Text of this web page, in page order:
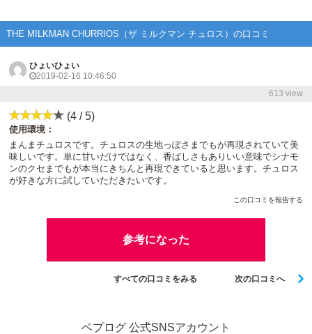
THE MILKMAN CHURRIOS（ザ ミルクマン チュロス）の口コミ
ひょいひょい
2019-02-16 10:46:50
613 view
(4 / 5)
使用環境：
まんまチュロスです。チュロスの生地っぽさまでもが再現されていて美
味しいです。単に甘いだけではなく、香ばしさもありいい意味でシナモ
ンのクセまでもが本当にきちんと再現できていると思います。チュロス
が好きな方に試していただきたいです。
この口コミを報告する
参考になった
すべての口コミをみる 次の口コミへ
ベプログ 公式SNSアカウント